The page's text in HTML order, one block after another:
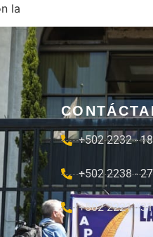
la
+502 2232 -
+502 2238 -
+502 2221 -